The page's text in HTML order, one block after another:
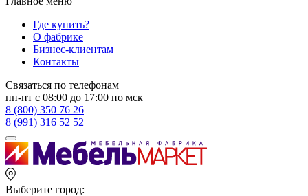
Где купить?
О фабрике
Бизнес-клиентам
Контакты
Связаться по телефонам
пн-пт с 08:00 до 17:00 по мск
8 (800) 350 76 26
8 (991) 316 52 52
Выберите город: